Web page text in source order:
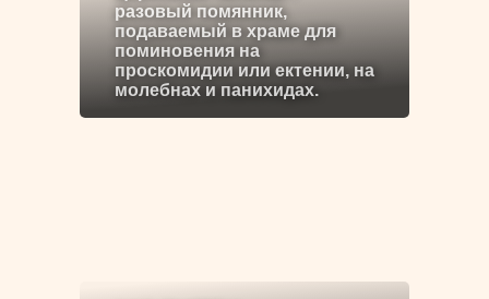
разовый помянник,
подаваемый в храме для
поминовения на
проскомидии или ектении, на
молебнах и панихидах.